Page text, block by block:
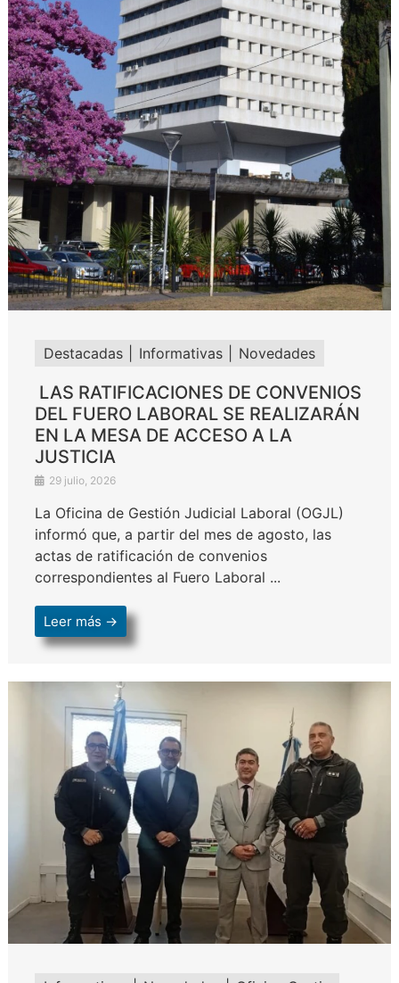
Destacadas Informativas Novedades
LAS RATIFICACIONES DE CONVENIOS
DEL FUERO LABORAL SE REALIZARÁN
EN LA MESA DE ACCESO A LA
JUSTICIA
29 julio, 2026
La Oficina de Gestión Judicial Laboral (OGJL)
informó que, a partir del mes de agosto, las
actas de ratificación de convenios
correspondientes al Fuero Laboral ...
Leer más →